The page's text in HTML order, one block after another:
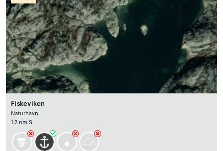
Fiskeviken
Naturhavn
1.2 nm S